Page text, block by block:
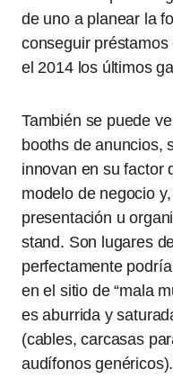
de uno a planear la
conseguir
el 2014 los últimos
También se puede
booths de anuncios,
innovan en su factor
modelo de negocio
presentación u
stand. Son lugares
perfectamente
en el sitio de “mala
es aburrida y
(cables, carcasas
audífonos